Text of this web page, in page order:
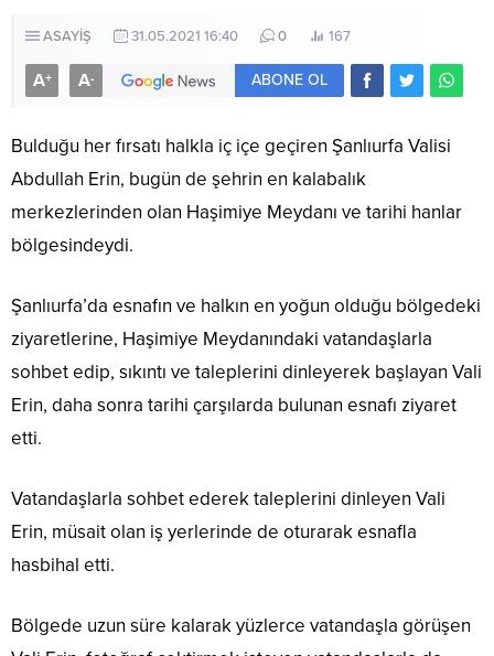
ASAYİŞ 31.05.2021 16:40 0 167
A+ A- ABONE OL
Bulduğu her fırsatı halkla iç içe geçiren Şanlıurfa Valisi
Abdullah Erin, bugün de şehrin en kalabalık
merkezlerinden olan Haşimiye Meydanı ve tarihi hanlar
bölgesindeydi.
Şanlıurfa’da esnafın ve halkın en yoğun olduğu bölgedeki
ziyaretlerine, Haşimiye Meydanındaki vatandaşlarla
sohbet edip, sıkıntı ve taleplerini dinleyerek başlayan Vali
Erin, daha sonra tarihi çarşılarda bulunan esnafı ziyaret
etti.
Vatandaşlarla sohbet ederek taleplerini dinleyen Vali
Erin, müsait olan iş yerlerinde de oturarak esnafla
hasbihal etti.
Bölgede uzun süre kalarak yüzlerce vatandaşla görüşen